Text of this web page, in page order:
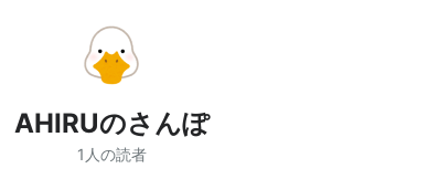
AHIRUのさんぽ
1人の読者